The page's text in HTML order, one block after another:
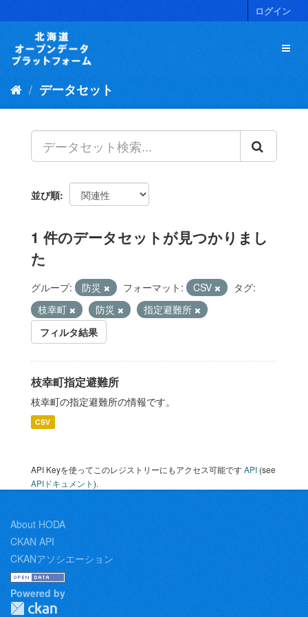
キ
ログイン
データセット
並び順
1 件のデータセットが見つかりまし
た
グループ: 防災 フォーマット: CSV
タグ:
枝幸町
防災
指定避難所
フィルタ結果
枝幸町指定避難所
枝幸町の指定避難所の情報です。
CSV
API Keyを使ってこのレジストリーにもアクセス可能ですAPI (see
APIドキュメント).
About HODA
CKAN API
CKANアソシエーション
Powered by